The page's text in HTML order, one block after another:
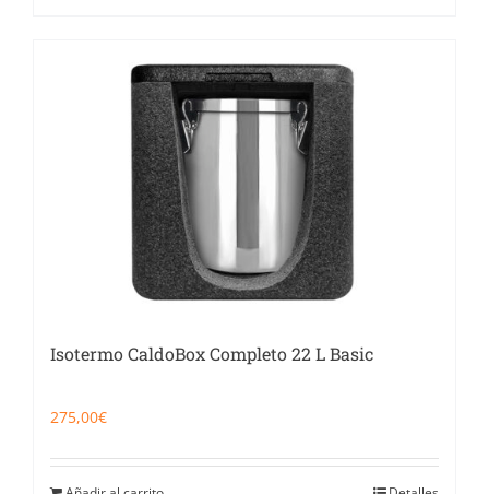
Isotermo CaldoBox Completo 22 L Basic
275,00€